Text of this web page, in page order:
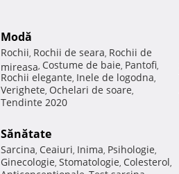
Modă
Rochii, Rochii de seara, Rochii de
mireasa, Costume de baie, Pantofi,
Rochii elegante, Inele de logodna,
Verighete, Ochelari de soare,
Tendinte 2020
Sănătate
Sarcina, Ceaiuri, Inima, Psihologie,
Ginecologie, Stomatologie, Colesterol,